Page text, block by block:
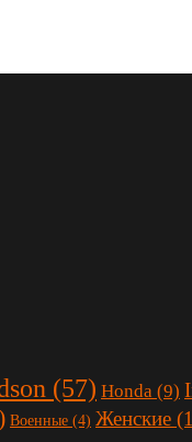
(57) Honda (9)
Военные (4) Женские